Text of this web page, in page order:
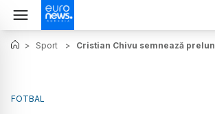
> Sport > Cristian Chivu semnează
FOTBAL